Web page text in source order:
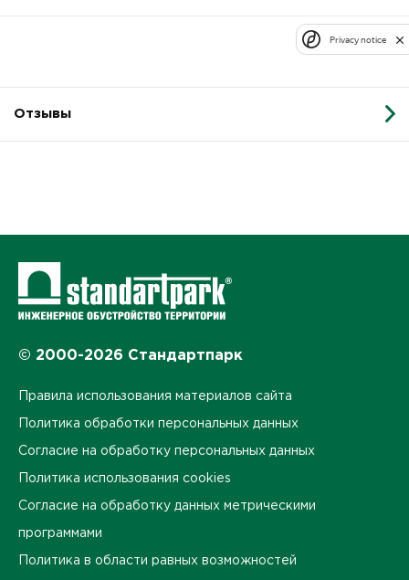
Отзывы
© 2000-2026 Стандартпарк
Правила использования материалов сайта
Политика обработки персональных данных
Согласие на обработку персональных данных
Политика использования cookies
Согласие на обработку данных метрическими
программами
Политика в области равных возможностей
Privacy notice